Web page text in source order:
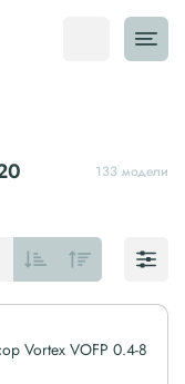
133 модели
Vortex VOFP 0.4-8